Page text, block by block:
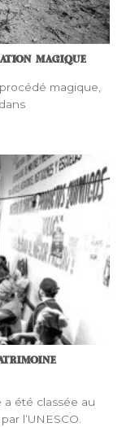
MAGIQUE
magique,
a été classée au
l’UNESCO.